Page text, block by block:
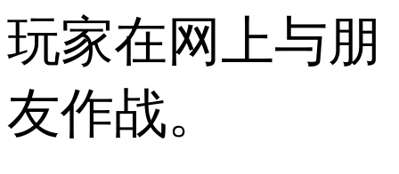
玩家在网上与朋
友作战。